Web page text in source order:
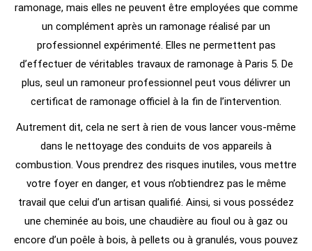
ramonage, mais elles ne peuvent être employées que comme
un complément après un ramonage réalisé par un
professionnel expérimenté. Elles ne permettent pas
d’effectuer de véritables travaux de ramonage à Paris 5. De
plus, seul un ramoneur professionnel peut vous délivrer un
certificat de ramonage officiel à la fin de l’intervention.
Autrement dit, cela ne sert à rien de vous lancer vous-même
dans le nettoyage des conduits de vos appareils à
combustion. Vous prendrez des risques inutiles, vous mettre
votre foyer en danger, et vous n’obtiendrez pas le même
travail que celui d’un artisan qualifié. Ainsi, si vous possédez
une cheminée au bois, une chaudière au fioul ou à gaz ou
encore d’un poêle à bois, à pellets ou à granulés, vous pouvez